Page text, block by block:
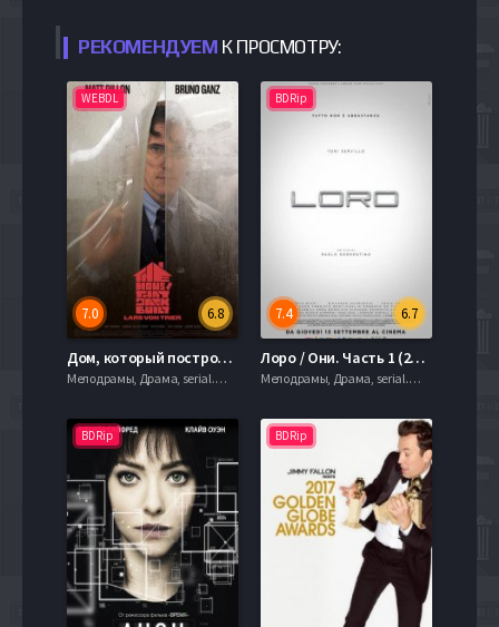
РЕКОМЕНДУЕМ К ПРОСМОТРУ:
WEBDL
6.8
7.0
Дом, который построил Джек (2018)
Мелодрамы, Драма, serial.mob
BDRip
6.7
7.4
Лоро / Они. Часть 1 (2018)
Мелодрамы, Драма, serial.mob
BDRip BDRip